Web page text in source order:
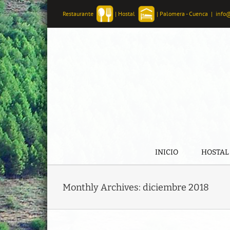
Skip
to
content
Restaurante | Hostal | Palomera - Cuenca |
INICIO HOSTAL
Monthly Archives: diciembre 2018